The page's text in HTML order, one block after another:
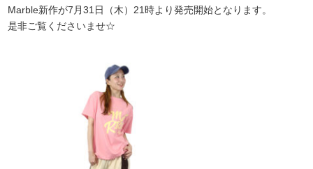
Marble新作が7月31日（木）21時より発売開始となります。
是非ご覧くださいませ☆